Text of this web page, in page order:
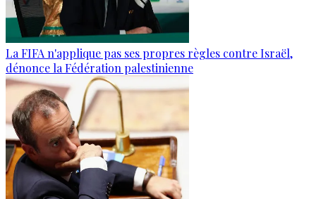
La FIFA n'applique pas ses propres règles contre Israël,
dénonce la Fédération palestinienne